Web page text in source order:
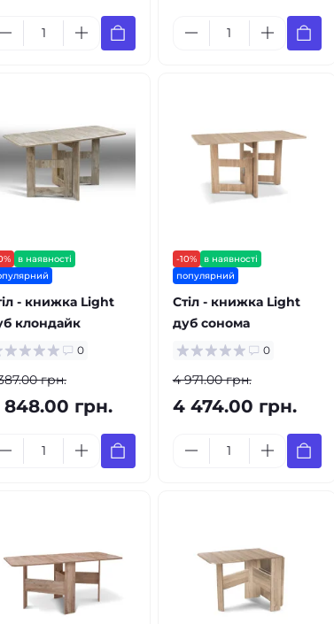
в наявності
- книжка Light
клондайк
0
грн.
848.00 грн.
-10%
в наявності
популярний
Стіл - книжка Light
дуб сонома
0
4 971.00 грн.
4 474.00 грн.